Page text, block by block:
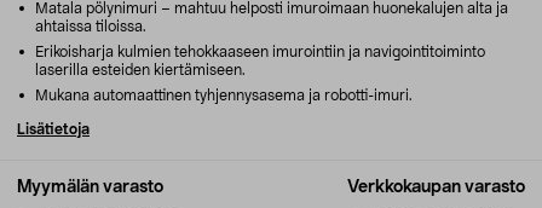
Myymälän varasto Verkkokaupan varasto
Matala pölynimuri – mahtuu helposti imuroimaan huonekalujen alta ja
ahtaissa tiloissa.
Erikoisharja kulmien tehokkaaseen imurointiin ja navigointitoiminto
laserilla esteiden kiertämiseen.
Mukana automaattinen tyhjennysasema ja robotti-imuri.
Lisätietoja